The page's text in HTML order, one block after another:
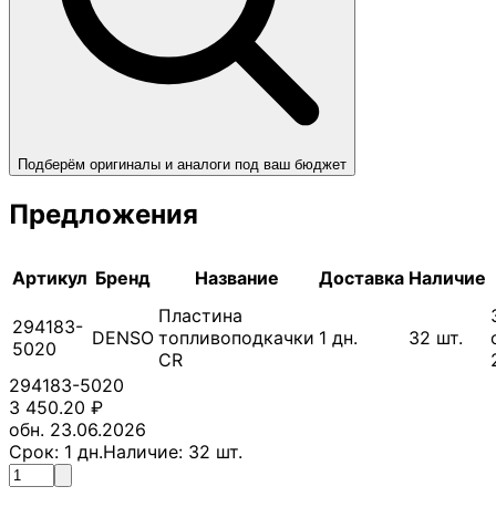
Подберём оригиналы и аналоги под ваш бюджет
Предложения
Артикул Бренд Название Доставка Наличие
294183-
5020
DENSO
Пластина
топливоподкачки
CR
1 дн. 32 шт.
294183-5020
3 450.20 ₽
обн. 23.06.2026
Срок: 1 дн.Наличие: 32 шт.